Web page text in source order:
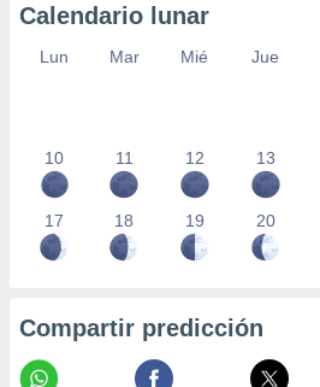
Calendario lunar
Lun Mar Mié Jue
10 11 12 13
17 18 19 20
Compartir predicción